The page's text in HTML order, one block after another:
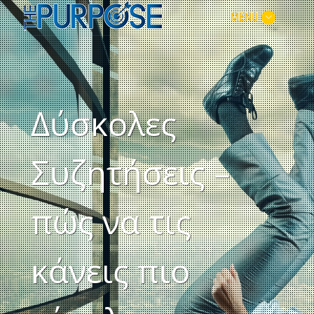
MENU
Δύσκολες
Συζητήσεις –
πώς να τις
κάνεις πιο